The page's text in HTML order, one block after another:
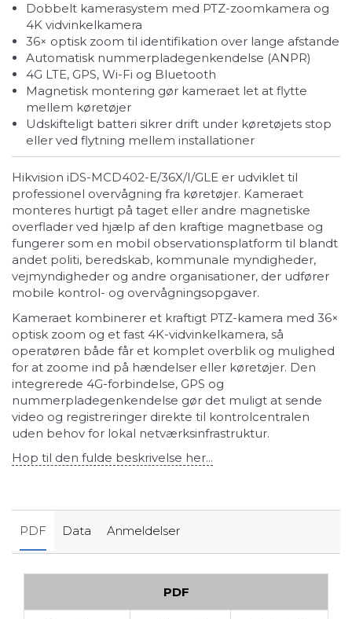
Dobbelt kamerasystem med PTZ-zoomkamera og
4K vidvinkelkamera
36× optisk zoom til identifikation over lange afstande
Automatisk nummerpladegenkendelse (ANPR)
4G LTE, GPS, Wi-Fi og Bluetooth
Magnetisk montering gør kameraet let at flytte
mellem køretøjer
Udskifteligt batteri sikrer drift under køretøjets stop
eller ved flytning mellem installationer
Hikvision iDS-MCD402-E/36X/I/GLE er udviklet til
professionel overvågning fra køretøjer. Kameraet
monteres hurtigt på taget eller andre magnetiske
overflader ved hjælp af den kraftige magnetbase og
fungerer som en mobil observationsplatform til blandt
andet politi, beredskab, kommunale myndigheder,
vejmyndigheder og andre organisationer, der udfører
mobile kontrol- og overvågningsopgaver.
Kameraet kombinerer et kraftigt PTZ-kamera med 36×
optisk zoom og et fast 4K-vidvinkelkamera, så
operatøren både får et komplet overblik og mulighed
for at zoome ind på hændelser eller køretøjer. Den
integrerede 4G-forbindelse, GPS og
nummerpladegenkendelse gør det muligt at sende
video og registreringer direkte til kontrolcentralen
uden behov for lokal netværksinfrastruktur.
Hop til den fulde beskrivelse her...
PDF Data Anmeldelser
PDF